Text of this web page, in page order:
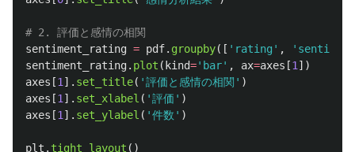
sentiment_rating = pdf. groupby([ ' rating ' , ' sentiment
sentiment_rating. plot ( kind=' bar' , ax=axes [1 ])
axes [1 ]. set_title( '評価と感情の相関 ' )
axes [1 ]. set_xlabel ( '評価 ' )
axes [1 ]. set_ylabel ( '件数 ' )
plt . tight_layout ()